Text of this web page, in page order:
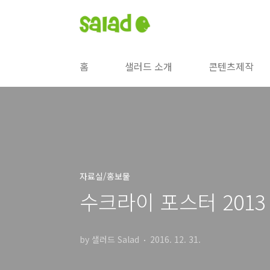
홈 샐러드 소개 콘텐츠제작
자료실/홍보물
수크라이 포스터 2013
by 샐러드 Salad 2016. 12. 31.